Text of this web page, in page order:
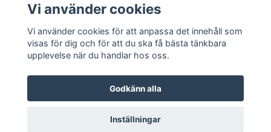
Sociala medier
© 2026 Takprofiler.se
Vi använder cookies
Vi använder cookies för att anpassa det innehåll som
visas för dig och för att du ska få bästa tänkbara
upplevelse när du handlar hos oss.
Godkänn alla
Inställningar